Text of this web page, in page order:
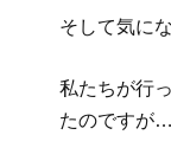
そして気に
私たちが行
たのですが